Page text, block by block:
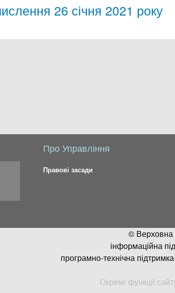
26 січня 2021 року
Про Управління
Правові засади
© Верховна
інформаційна
програмно-технічна
Окремі функції